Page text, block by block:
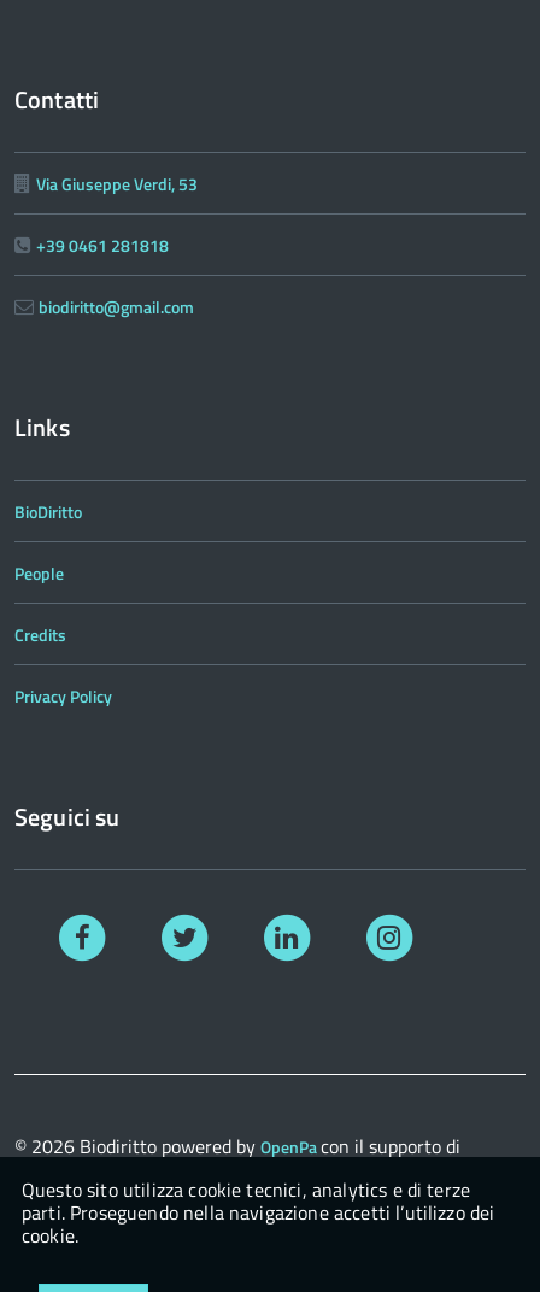
Contatti
Via Giuseppe Verdi, 53
+39 0461 281818
biodiritto@gmail.com
Links
BioDiritto
People
Credits
Privacy Policy
Seguici su
Facebook Linkedin
© 2026 Biodiritto powered byOpenPacon il supporto di
Questo sito utilizza cookie tecnici, analytics e di terze
parti. Proseguendo nella navigazione accetti l’utilizzo dei
cookie.